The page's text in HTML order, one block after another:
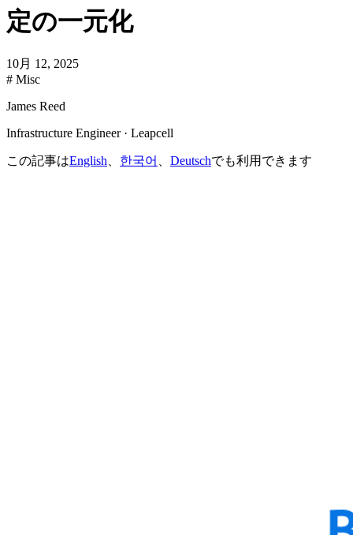
定の一元化
10月 12, 2025
# Misc
James Reed
Infrastructure Engineer · Leapcell
この記事はEnglish 한국어 Deutschでも利用できます